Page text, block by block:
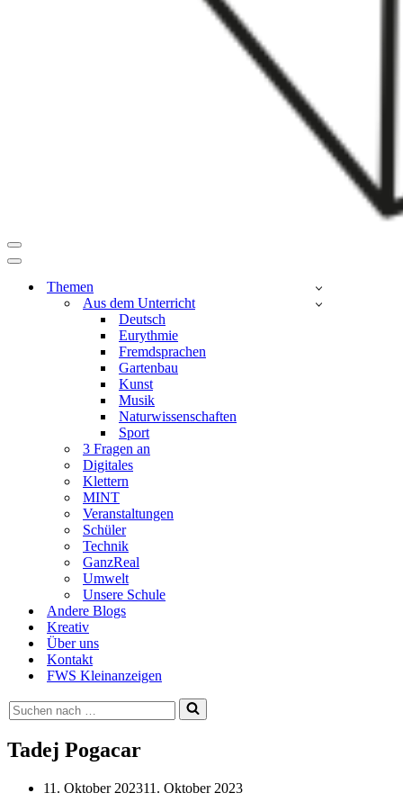
Navigationsmenü
Navigationsmenü
Themen
Aus dem Unterricht
Deutsch
Eurythmie
Fremdsprachen
Gartenbau
Kunst
Musik
Naturwissenschaften
Sport
3 Fragen an
Digitales
Klettern
MINT
Veranstaltungen
Schüler
Technik
GanzReal
Umwelt
Unsere Schule
Andere Blogs
Kreativ
Über uns
Kontakt
FWS Kleinanzeigen
Suchen
nach …
Tadej Pogacar
11. Oktober 202311. Oktober 2023